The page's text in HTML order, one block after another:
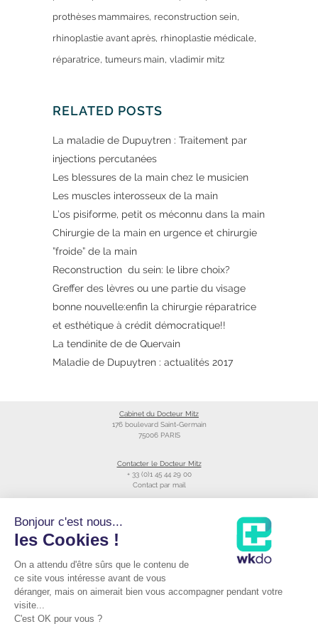
prothèses mammaires reconstruction sein
rhinoplastie avant après rhinoplastie médicale
réparatrice tumeurs main vladimir mitz
RELATED POSTS
La maladie de Dupuytren : Traitement par
injections percutanées
Les blessures de la main chez le musicien
Les muscles interosseux de la main
L’os pisiforme, petit os méconnu dans la main
Chirurgie de la main en urgence et chirurgie
”froide” de la main
Reconstruction du sein: le libre choix?
Greffer des lèvres ou une partie du visage
bonne nouvelle:enfin la chirurgie réparatrice
et esthétique à crédit démocratique!!
La tendinite de de Quervain
Maladie de Dupuytren : actualités 2017
Cabinet du Docteur Mitz
176 boulevard Saint-Germain
75006 PARIS
Contacter le Docteur Mitz
+ 33 (0)1 45 44 29 00
Contact par mail
Raccourcis
Prendre RDV avec le Docteur Mitz
Podcast du Dr Mitz
Bonjour c'est nous...
les Cookies !
On a attendu d'être sûrs que le contenu de
ce site vous intéresse avant de vous
déranger, mais on aimerait bien vous accompagner pendant votre
visite...
C'est OK pour vous ?